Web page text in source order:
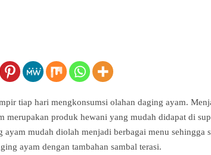
tiap hari mengkonsumsi olahan daging ayam.
merupakan produk hewani yang mudah didapat di
ayam mudah diolah menjadi berbagai menu sehingga
ayam dengan tambahan sambal terasi.